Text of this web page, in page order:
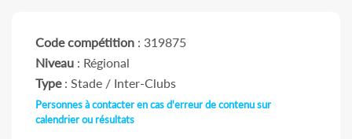
Code compétition : 319875
Niveau : Régional
Type: Stade / Inter-Clubs
Personnes à contacter en cas d'erreur de contenu sur
calendrier ou résultats